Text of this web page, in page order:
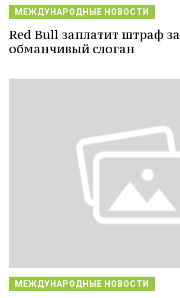
МЕЖДУНАРОДНЫЕ НОВОСТИ
Red Bull заплатит штраф за
обманчивый слоган
МЕЖДУНАРОДНЫЕ НОВОСТИ